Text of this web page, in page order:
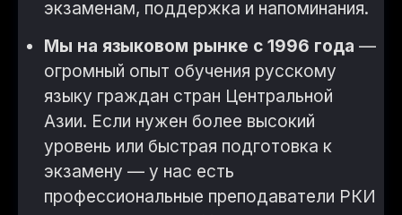
экзаменам, поддержка и напоминания.
Мы на языковом рынке с 1996 года —
огромный опыт обучения русскому
языку граждан стран Центральной
Азии. Если нужен более высокий
уровень или быстрая подготовка к
экзамену — у нас есть
профессиональные преподаватели РКИ